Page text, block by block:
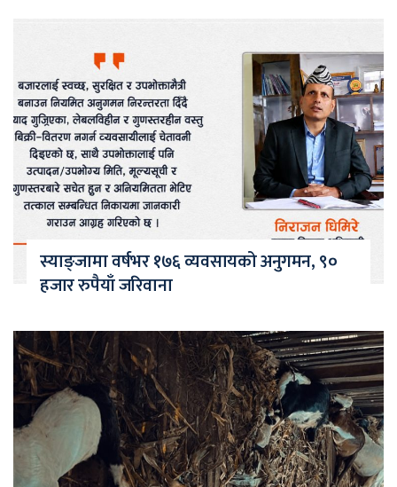
स्याङ्जामा वर्षभर १७६ व्यवसायको अनुगमन, ९०
हजार रुपैयाँ जरिवाना